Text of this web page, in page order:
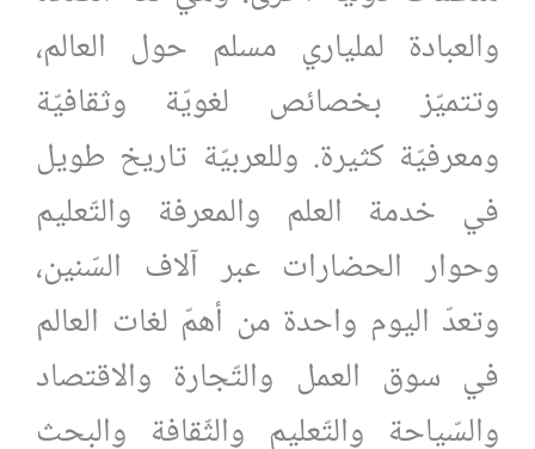
والعبادة لملياري مسلم حول العالم،
وتتميّز بخصائص لغويّة وثقافيّة
ومعرفيّة كثيرة. وللعربيّة تاريخ طويل
في خدمة العلم والمعرفة والتّعليم
وحوار الحضارات عبر آلاف السّنين،
وتعدّ اليوم واحدة من أهمّ لغات العالم
في سوق العمل والتّجارة والاقتصاد
والسّياحة والتّعليم والثّقافة والبحث